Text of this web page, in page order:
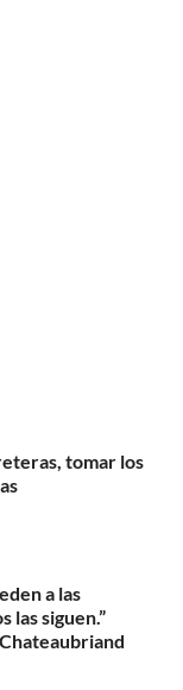
tomar los
a las
las siguen.”